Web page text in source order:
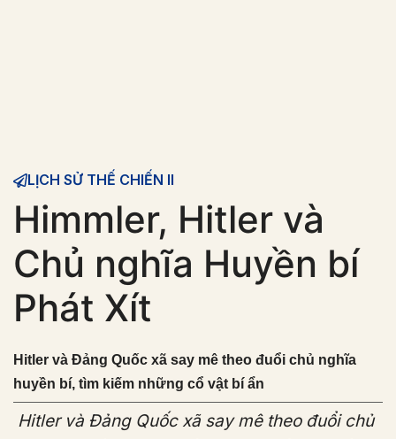
LỊCH SỬ THẾ CHIẾN II
Himmler, Hitler và
Chủ nghĩa Huyền bí
Phát Xít
Hitler và Đảng Quốc xã say mê theo đuổi chủ nghĩa
huyền bí, tìm kiếm những cổ vật bí ẩn
Hitler và Đảng Quốc xã say mê theo đuổi chủ